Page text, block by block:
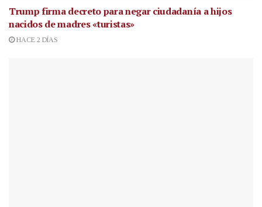
Trump firma decreto para negar ciudadanía a hijos
nacidos de madres «turistas»
HACE 2 DÍAS